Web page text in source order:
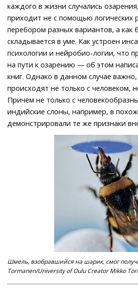
каждого в жизни случались
приходит не с помощью логических
перебором разных вариантов, а как
складывается в уме. Как устроен
психологии и нейробио-логии, что
на пути к озарению — об этом
книг. Однако в данном случае
происходят не только с человеком,
Причём не только с
индийские слоны, например, в
демонстрировали те же признаки
Шмель, взобравшийся на шарик, смог
Tormanen/University of Oulu Creator Mikko